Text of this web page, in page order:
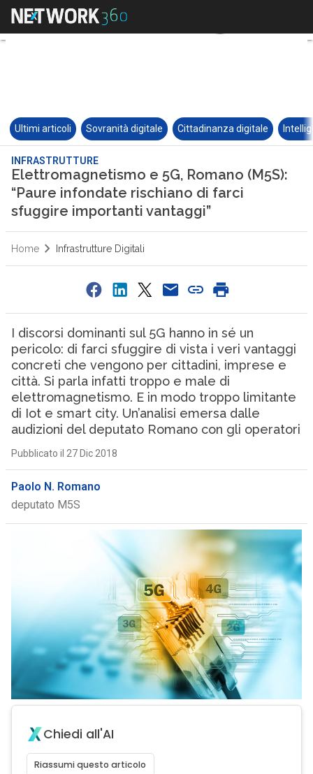
Ultimi articoli Sovranità digitale Cittadinanza digitale
INFRASTRUTTURE
Elettromagnetismo e 5G, Romano (M5S):
“Paure infondate rischiano di farci
sfuggire importanti vantaggi”
Home Infrastrutture Digitali
I discorsi dominanti sul 5G hanno in sé un
pericolo: di farci sfuggire di vista i veri vantaggi
concreti che vengono per cittadini, imprese e
città. Si parla infatti troppo e male di
elettromagnetismo. E in modo troppo limitante
di Iot e smart city. Un’analisi emersa dalle
audizioni del deputato Romano con gli operatori
Pubblicato il 27 Dic 2018
Paolo N. Romano
deputato M5S
Chiedi all'AI
Riassumi questo articolo